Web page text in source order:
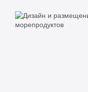
крупные бренд-